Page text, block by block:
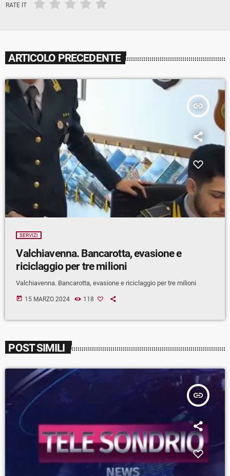
RATE IT
ARTICOLO PRECEDENTE
insert_link
SERVIZI
Valchiavenna. Bancarotta, evasione e
riciclaggio per tre milioni
Valchiavenna. Bancarotta, evasione e riciclaggio per tre milioni
today 15 MARZO 2024 118
POST SIMILI
insert_link